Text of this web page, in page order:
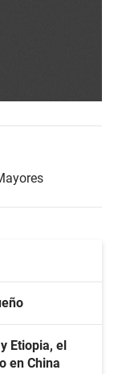
Etiopia, el
en China